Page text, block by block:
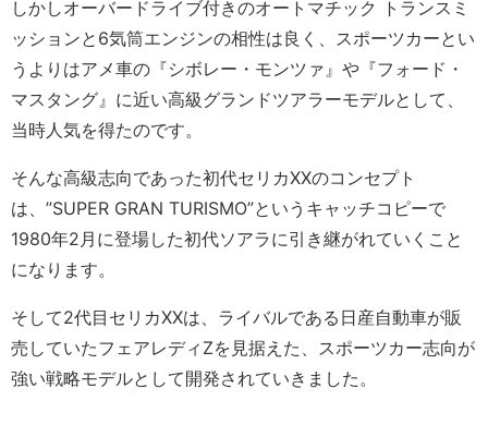
しかしオーバードライブ付きのオートマチック トランスミ
ッションと6気筒エンジンの相性は良く、スポーツカーとい
うよりはアメ車の『シボレー・モンツァ』や『フォード・
マスタング』に近い高級グランドツアラーモデルとして、
当時人気を得たのです。
そんな高級志向であった初代セリカXXのコンセプト
は、”SUPER GRAN TURISMO”というキャッチコピーで
1980年2月に登場した初代ソアラに引き継がれていくこと
になります。
そして2代目セリカXXは、ライバルである日産自動車が販
売していたフェアレディZを見据えた、スポーツカー志向が
強い戦略モデルとして開発されていきました。